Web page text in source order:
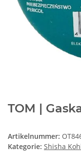
TOM |
Artikelnummer:
Kategorie: Shisha